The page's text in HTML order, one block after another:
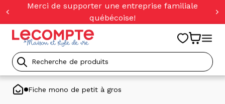
Merci de supporter une entreprise familiale
québécoise!
Recherche
de
Fiche mono de petit à gros